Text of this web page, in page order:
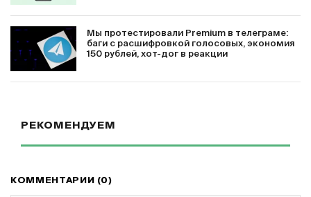
Мы протестировали Premium в телеграме:
баги с расшифровкой голосовых, экономия
150 рублей, хот-дог в реакции
РЕКОМЕНДУЕМ
КОММЕНТАРИИ (0)